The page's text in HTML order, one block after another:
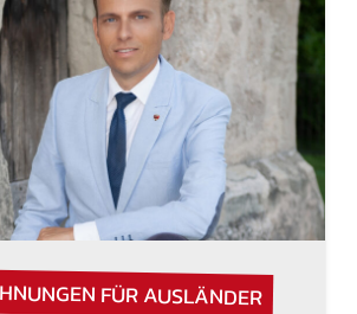
FÜR AUSLÄNDER